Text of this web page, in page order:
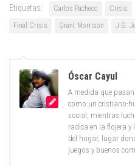
Etiquetas: Carlos Pacheco Crisis
Final Crisis
Grant Morrison J.G.
Óscar Cayul
A medida que
como un cristiano-
social, mientras
radica en la flojera y
del hogar, lugar
juegos y buenos